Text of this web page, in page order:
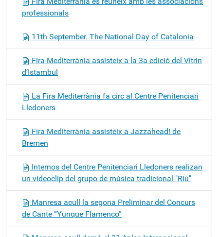
professionals
11th September. The National Day of Catalonia
Fira Mediterrània assisteix a la 3a edició del Vitrin
d’Istambul
La Fira Mediterrània fa circ al Centre Penitenciari
Lledoners
Fira Mediterrània assisteix a Jazzahead! de
Bremen
Internos del Centre Penitenciari Lledoners realizan
un videoclip del grupo de música tradicional "Riu"
Manresa acull la segona Preliminar del Concurs
de Cante “Yunque Flamenco”